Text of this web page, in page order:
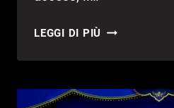
LEGGI DI PIÙ BALDUR’S
3:
DI